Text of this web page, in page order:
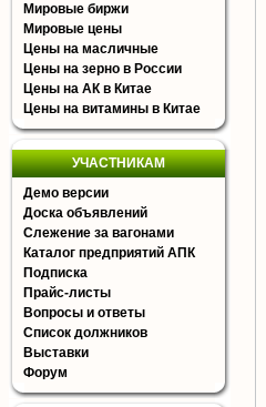
Мировые биржи
Мировые цены
Цены на масличные
Цены на зерно в России
Цены на АК в Китае
Цены на витамины в Китае
УЧАСТНИКАМ
Демо версии
Доска объявлений
Слежение за вагонами
Каталог предприятий АПК
Подписка
Прайс-листы
Вопросы и ответы
Список должников
Выставки
Форум